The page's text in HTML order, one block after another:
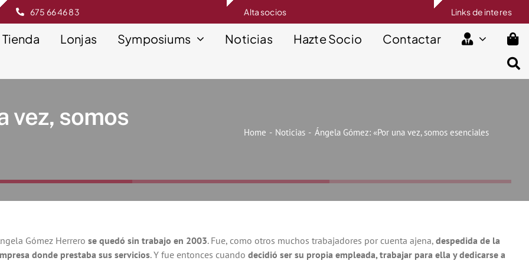
675 66 46 83 Alta socios Links de interes
Tienda Lonjas Symposiums Noticias Hazte Socio Contactar
vez, somos
Home Noticias Ángela Gómez: «Por una vez, somos esenciales
Gómez Herrero se quedó sin trabajo en 2003. Fue, como otros muchos trabajadores por cuenta ajena, despedida de la
donde prestaba sus servicios. Y fue entonces cuando decidió ser su propia empleada, trabajar para ella y dedicarse a